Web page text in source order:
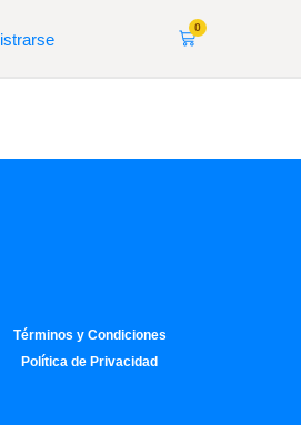
0
Términos y Condiciones
Política de Privacidad